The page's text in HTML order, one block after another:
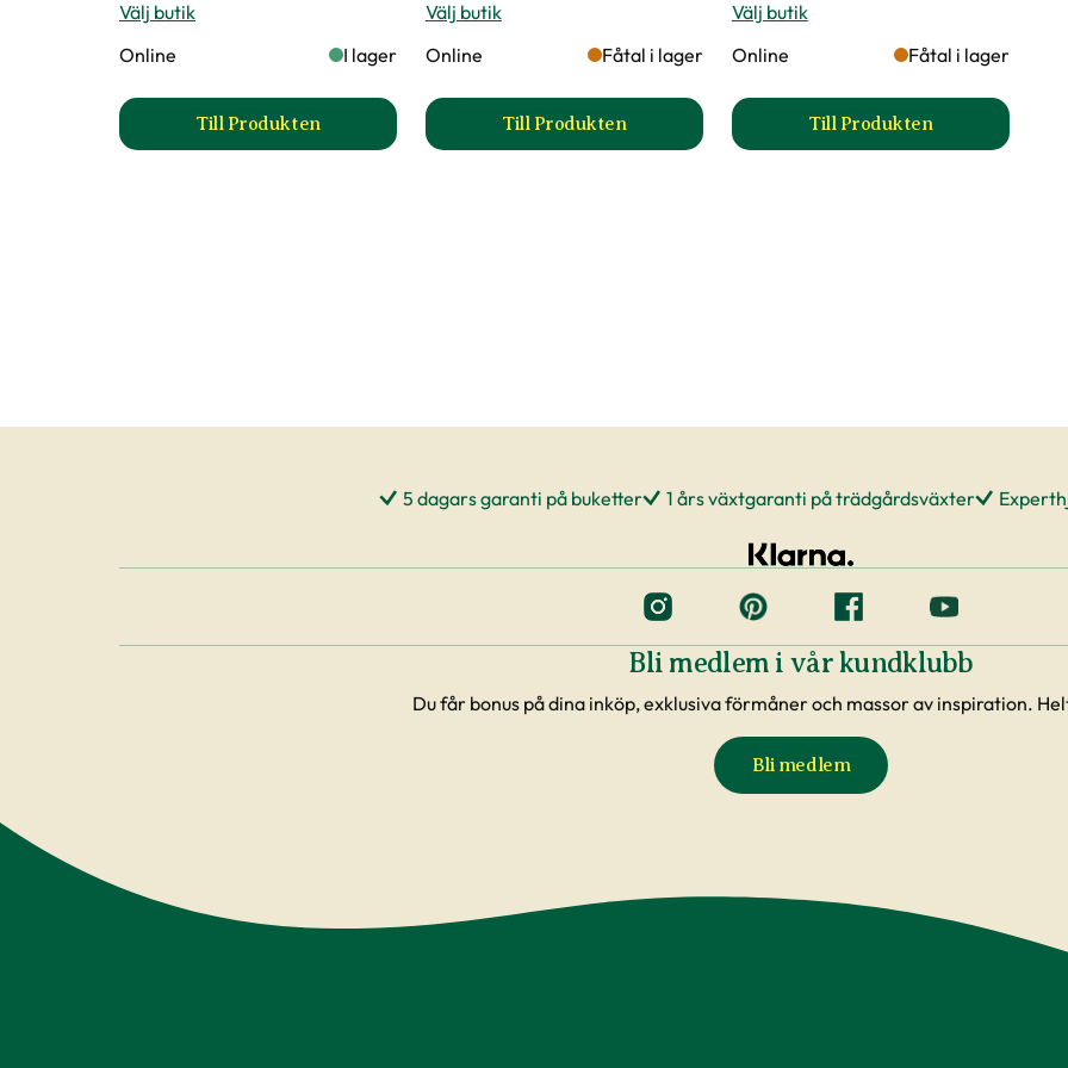
Välj butik
Online
I lager
Till Produkten
till Fat till utomhuskruka produktsida
Välj butik
Online
Fåtal i lager
Till Produkten
till Gjutjärnskruka Noah produktsida
Välj butik
Online
Fåtal i lager
Till Produkten
till Korgkruka August
5 dagars garanti på buketter 1 års växtgaranti på trädgårdsväxter
Bli medlem i vår kundklubb
Du får bonus på dina inköp, exklusiva förmåner och massor av inspiration.
Bli medlem